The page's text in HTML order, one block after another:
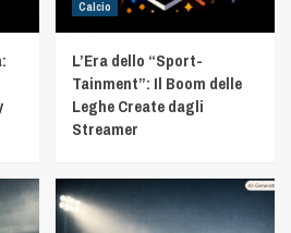
Calcio
L’Era dello “Sport-
Tainment”: Il Boom delle
Leghe Create dagli
Streamer